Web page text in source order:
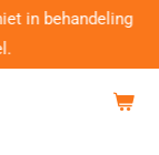
in behandeling